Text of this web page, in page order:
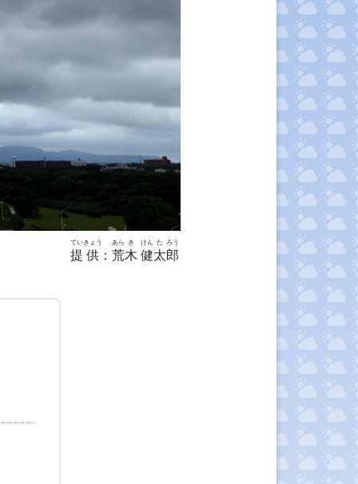
提
てい
供
きょう
： 荒
あら
木
き
健
けん
太
た
郎
ろう